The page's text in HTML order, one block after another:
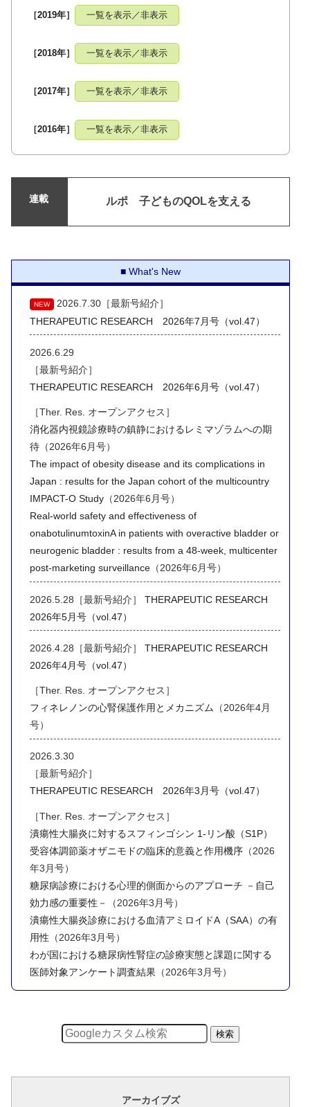
［2019年］ 一覧を表示／非表示
［2018年］ 一覧を表示／非表示
［2017年］ 一覧を表示／非表示
［2016年］ 一覧を表示／非表示
連載 ルポ 子どものQOLを支える
What's New
NEW 2026.7.30［最新号紹介］
THERAPEUTIC RESEARCH 2026年7月号（vol.47）
2026.6.29
［最新号紹介］
THERAPEUTIC RESEARCH 2026年6月号（vol.47）
［Ther. Res. オープンアクセス］
消化器内視鏡診療時の鎮静におけるレミマゾラムへの期
待（2026年6月号）
The impact of obesity disease and its complications in
Japan : results for the Japan cohort of the multicountry
IMPACT-O Study（2026年6月号）
Real-world safety and effectiveness of
onabotulinumtoxinA in patients with overactive bladder or
neurogenic bladder : results from a 48-week, multicenter
post-marketing surveillance（2026年6月号）
2026.5.28［最新号紹介］ THERAPEUTIC RESEARCH
2026年5月号（vol.47）
2026.4.28［最新号紹介］ THERAPEUTIC RESEARCH
2026年4月号（vol.47）
［Ther. Res. オープンアクセス］
フィネレノンの心腎保護作用とメカニズム （2026年4月
号）
2026.3.30
［最新号紹介］
THERAPEUTIC RESEARCH 2026年3月号（vol.47）
［Ther. Res. オープンアクセス］
潰瘍性大腸炎に対するスフィンゴシン 1-リン酸（S1P）
受容体調節薬オザニモドの臨床的意義と作用機序（2026
年3月号）
糖尿病診療における心理的側面からのアプローチ －自己
効力感の重要性－
（2026年3月号）
潰瘍性大腸炎診療における血清アミロイドA（SAA）の有
用性 （2026年3月号）
わが国における糖尿病性腎症の診療実態と課題に関する
医師対象アンケート調査結果（2026年3月号）
アーカイブズ